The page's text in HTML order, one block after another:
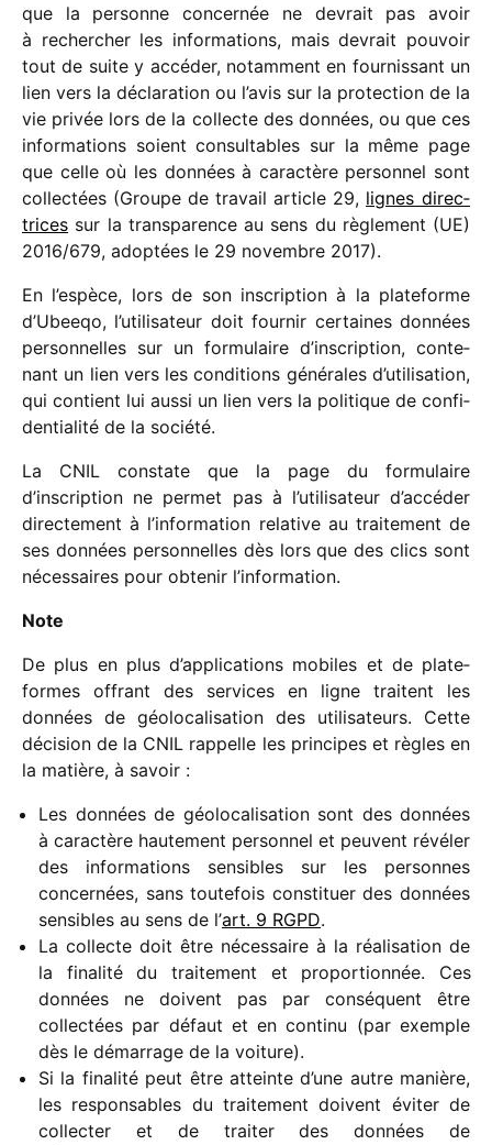
que la personne concer­née ne devrait pas avoir
à recher­cher les infor­ma­tions, mais devrait pouvoir
tout de suite y accé­der, notam­ment en four­nis­sant un
lien vers la décla­ra­tion ou l’avis sur la protec­tion de la
vie privée lors de la collecte des données, ou que ces
infor­ma­tions soient consul­tables sur la même page
que celle où les données à carac­tère person­nel sont
collec­tées (Groupe de travail article 29, lignes direc­
trices sur la trans­pa­rence au sens du règle­ment (UE)
2016/​679, adop­tées le 29 novembre 2017).
En l’espèce, lors de son inscrip­tion à la plate­forme
d’Ubeeqo, l’utilisateur doit four­nir certaines données
person­nelles sur un formu­laire d’inscription, conte­
nant un lien vers les condi­tions géné­rales d’utilisation,
qui contient lui aussi un lien vers la poli­tique de confi­
den­tia­lité de la société.
La CNIL constate que la page du formu­laire
d’inscription ne permet pas à l’utilisateur d’accéder
direc­te­ment à l’information rela­tive au trai­te­ment de
ses données person­nelles dès lors que des clics sont
néces­saires pour obte­nir l’information.
Note
De plus en plus d’applications mobiles et de plate­
formes offrant des services en ligne traitent les
données de géolo­ca­li­sa­tion des utili­sa­teurs. Cette
déci­sion de la CNIL rappelle les prin­cipes et règles en
la matière, à savoir :
Les données de géolo­ca­li­sa­tion sont des données
à carac­tère haute­ment person­nel et peuvent révé­ler
des infor­ma­tions sensibles sur les personnes
concer­nées, sans toute­fois consti­tuer des données
sensibles au sens de l’art. 9 RGPD.
La collecte doit être néces­saire à la réali­sa­tion de
la fina­lité du trai­te­ment et propor­tion­née. Ces
données ne doivent pas par consé­quent être
collec­tées par défaut et en continu (par exemple
dès le démar­rage de la voiture).
Si la fina­lité peut être atteinte d’une autre manière,
les respon­sables du trai­te­ment doivent éviter de
collec­ter et de trai­ter des données de